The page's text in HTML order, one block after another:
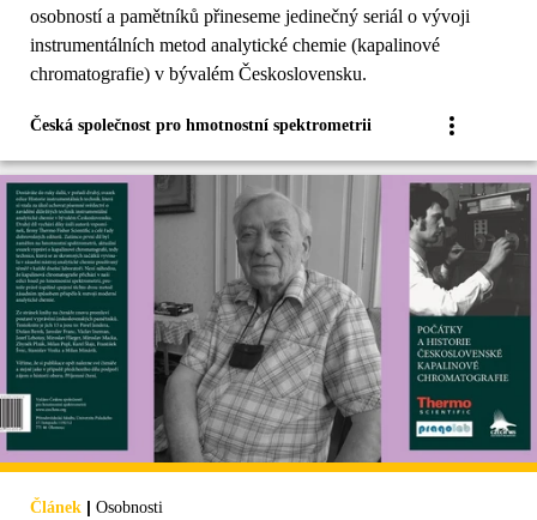
osobností a pamětníků přineseme jedinečný seriál o vývoji
instrumentálních metod analytické chemie (kapalinové
chromatografie) v bývalém Československu.
Česká společnost pro hmotnostní spektrometrii
Článek | Osobnosti